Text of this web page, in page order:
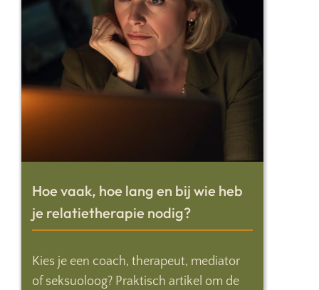
Hoe vaak, hoe lang en bij wie heb
je relatietherapie nodig?
Kies je een coach, therapeut, mediator
of seksuoloog? Praktisch artikel om de